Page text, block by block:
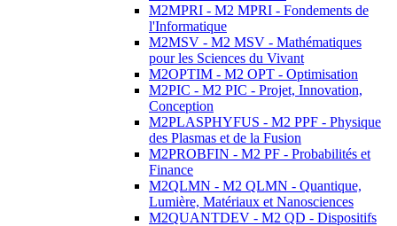
M2MPRI - M2 MPRI - Fondements de
l'Informatique
M2MSV - M2 MSV - Mathématiques
pour les Sciences du Vivant
M2OPTIM - M2 OPT - Optimisation
M2PIC - M2 PIC - Projet, Innovation,
Conception
M2PLASPHYFUS - M2 PPF - Physique
des Plasmas et de la Fusion
M2PROBFIN - M2 PF - Probabilités et
Finance
M2QLMN - M2 QLMN - Quantique,
Lumière, Matériaux et Nanosciences
M2QUANTDEV - M2 QD - Dispositifs